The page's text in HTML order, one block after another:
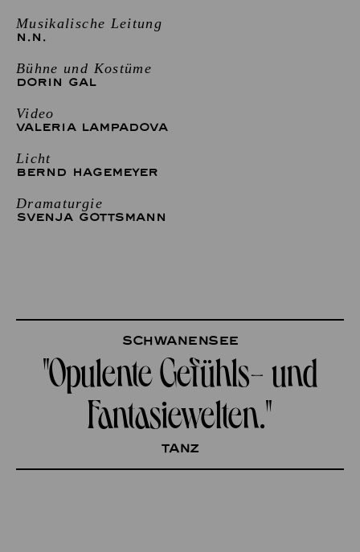
Musikalische Leitung
N.N.
Bühne und Kostüme
DORIN GAL
Video
VALERIA LAMPADOVA
Licht
BERND HAGEMEYER
Dramaturgie
SVENJA GOTTSMANN
Schwanensee
"Opulente Gefühls- und
Fantasiewelten."
tanz